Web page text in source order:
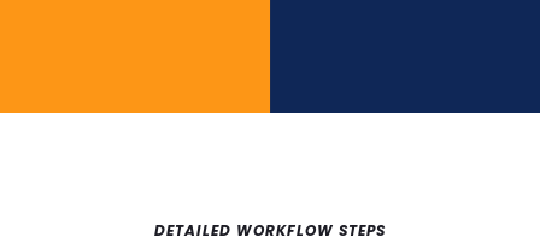
DETAILED WORKFLOW STEPS